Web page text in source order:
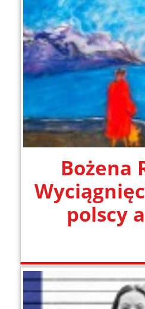
Bożena
polscy